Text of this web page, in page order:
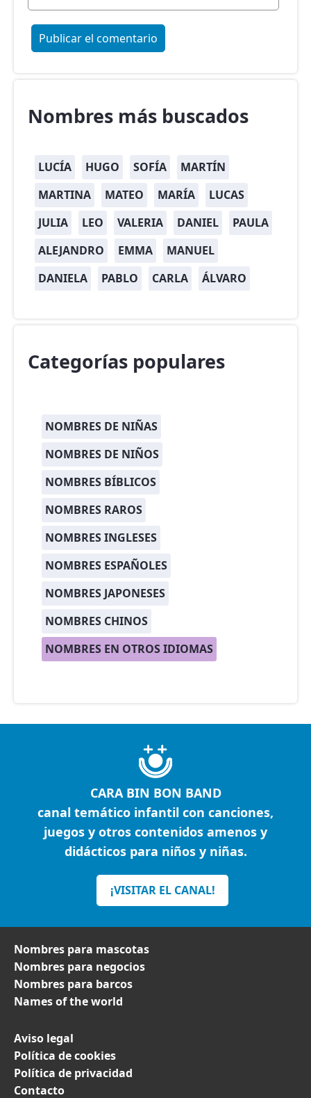
Nombres más buscados
LUCÍA HUGO SOFÍA
MARTÍN
MARTINA
MATEO MARÍA
LUCAS
JULIA
LEO VALERIA DANIEL
PAULA
ALEJANDRO
EMMA
MANUEL
DANIELA
PABLO CARLA ÁLVARO
Categorías populares
NOMBRES DE NIÑAS
NOMBRES DE NIÑOS
NOMBRES BÍBLICOS
NOMBRES RAROS
NOMBRES INGLESES
NOMBRES ESPAÑOLES
NOMBRES JAPONESES
NOMBRES CHINOS
NOMBRES EN OTROS IDIOMAS
CARA BIN BON BAND
canal temático infantil con canciones,
juegos y otros contenidos amenos y
didácticos para niños y niñas.
¡VISITAR EL CANAL!
Nombres para mascotas
Nombres para negocios
Nombres para barcos
Names of the world
Aviso legal
Política de cookies
Política de privacidad
Contacto